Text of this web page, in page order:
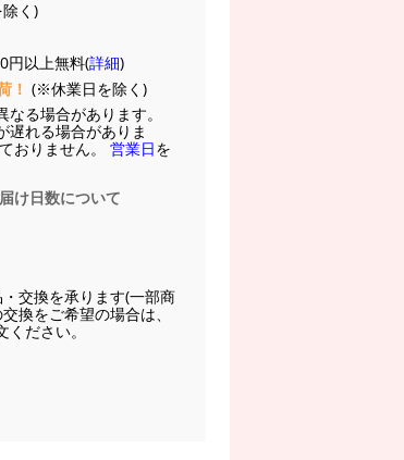
く)
円以上無料(詳細)
！ (※休業日を除く)
る場合があります。
遅れる場合がありま
おりません。 営業日を
け日数について
交換を承ります(一部商
換をご希望の場合は、
ださい。